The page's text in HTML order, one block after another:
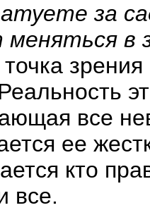
за
в
зрения
все
ее
кто
все.